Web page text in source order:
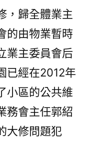
，歸全體業主
的由物業暫時
業主委員會后
已經在2012年
小區的公共維
務會主任郭紹
大修問題犯